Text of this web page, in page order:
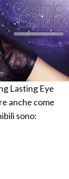
Lasting Eye
anche come
sono: